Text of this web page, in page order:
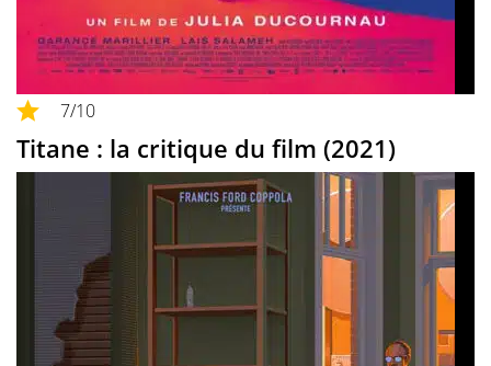
7/10
Titane : la critique du film (2021)